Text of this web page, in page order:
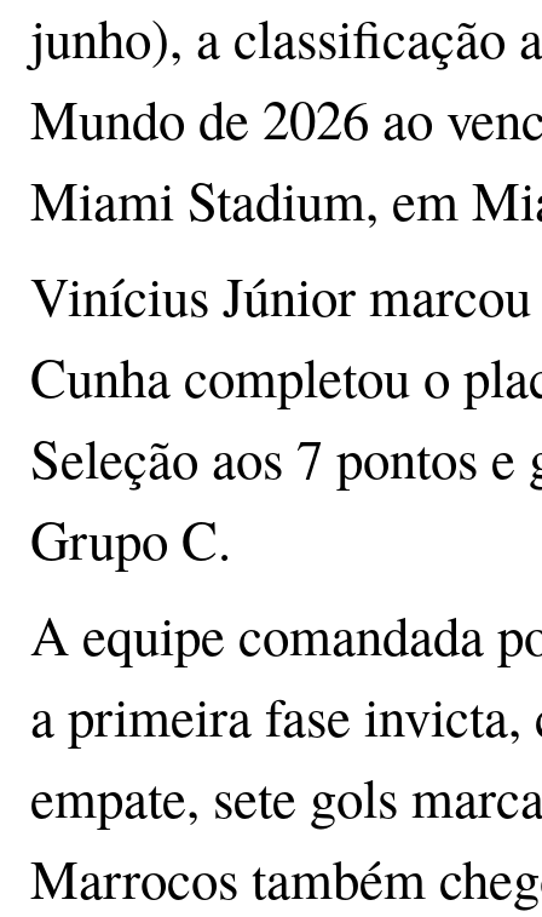
junho), a classificação
Mundo de 2026 ao
Miami Stadium, em
Vinícius Júnior marcou
Cunha completou o
Seleção aos 7 pontos
Grupo C.
A equipe comandada
a primeira fase
empate, sete gols
Marrocos também